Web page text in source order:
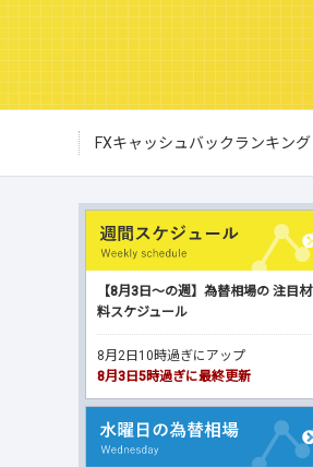
FXキャッシュバックランキング
【8月3日～の週】為替相場の 注目材
料スケジュール
8月2日10時過ぎにアップ
8月3日5時過ぎに最終更新